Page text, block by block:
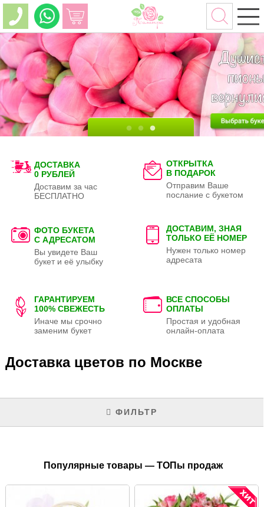
ДОСТАВКА
0 РУБЛЕЙ
Доставим за час
БЕСПЛАТНО
ОТКРЫТКА
В ПОДАРОК
Отправим Ваше
послание с букетом
ФОТО БУКЕТА
С АДРЕСАТОМ
Вы увидете Ваш
букет и её улыбку
ДОСТАВИМ, ЗНАЯ
ТОЛЬКО ЕЁ НОМЕР
Нужен только номер
адресата
ГАРАНТИРУЕМ
100% СВЕЖЕСТЬ
Иначе мы срочно
заменим букет
ВСЕ СПОСОБЫ
ОПЛАТЫ
Простая и удобная
онлайн-оплата
Доставка цветов по Москве
ФИЛЬТР
Популярные товары — ТОПы продаж